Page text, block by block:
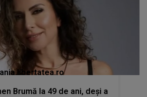
Brumă la 49 de ani, deși a